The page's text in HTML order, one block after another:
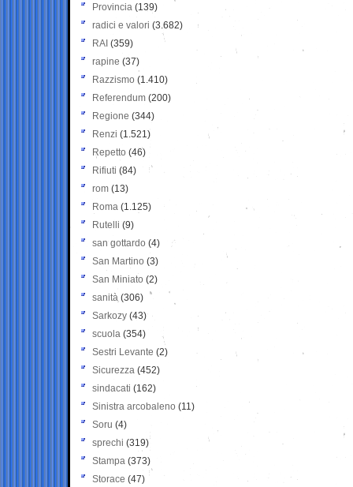
Provincia (139)
radici e valori (3.682)
RAI (359)
rapine (37)
Razzismo (1.410)
Referendum (200)
Regione (344)
Renzi (1.521)
Repetto (46)
Rifiuti (84)
rom (13)
Roma (1.125)
Rutelli (9)
san gottardo (4)
San Martino (3)
San Miniato (2)
sanità (306)
Sarkozy (43)
scuola (354)
Sestri Levante (2)
Sicurezza (452)
sindacati (162)
Sinistra arcobaleno (11)
Soru (4)
sprechi (319)
Stampa (373)
Storace (47)